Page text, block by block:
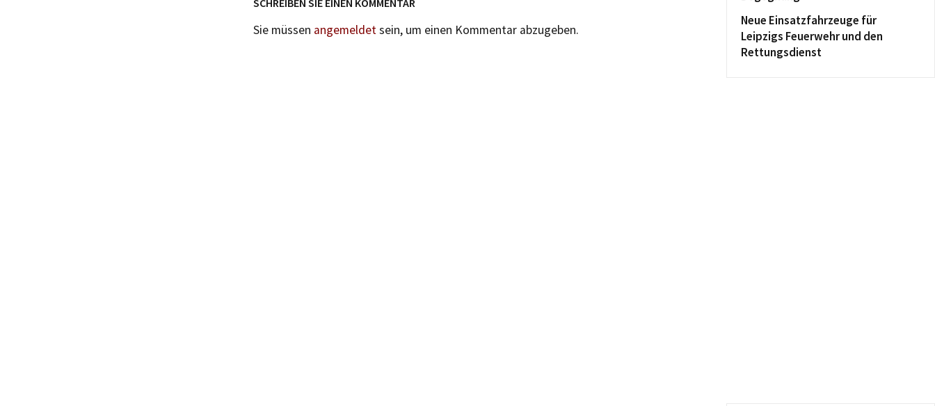
SCHREIBEN SIE EINEN KOMMENTAR
Sie müssen angemeldetsein, um einen Kommentar abzugeben.
Neue Einsatzfahrzeuge für
Leipzigs Feuerwehr und den
Rettungsdienst